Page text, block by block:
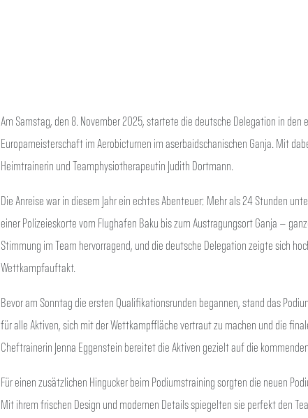
Am Samstag, den 8. November 2025, startete die deutsche Delegation in
Europameisterschaft im Aerobicturnen im aserbaidschanischen Ganja. Mit
Heimtrainerin und Teamphysiotherapeutin Judith Dortmann.
Die Anreise war in diesem Jahr ein echtes Abenteuer: Mehr als 24 Stunden
einer Polizeieskorte vom Flughafen Baku bis zum Austragungsort Ganja –
Stimmung im Team hervorragend, und die deutsche Delegation zeigte sich
Wettkampfauftakt.
Bevor am Sonntag die ersten Qualifikationsrunden begannen, stand das
für alle Aktiven, sich mit der Wettkampffläche vertraut zu machen und die
Cheftrainerin Jenna Eggenstein bereitet die Aktiven gezielt auf die
Für einen zusätzlichen Hingucker beim Podiumstraining sorgten die neuen
Mit ihrem frischen Design und modernen Details spiegelten sie perfekt den